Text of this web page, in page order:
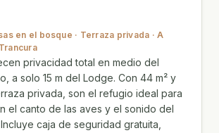
en el bosque · Terraza privada · A
privacidad total en medio del
a solo 15 m del Lodge. Con 44 m² y
privada, son el refugio ideal para
el canto de las aves y el sonido del
caja de seguridad gratuita,